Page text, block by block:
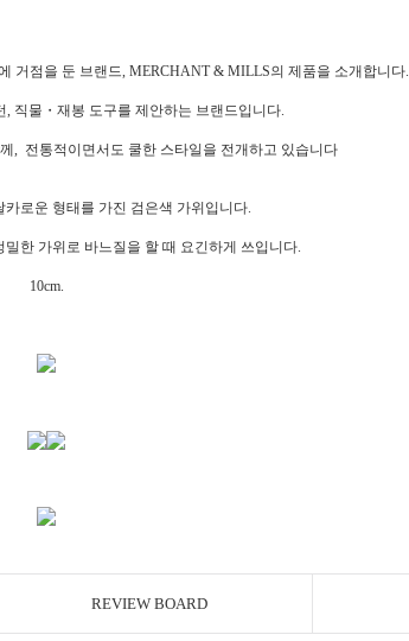
거점을 둔 브랜드, MERCHANT & MILLS의 제품을 소개합니다.
, 직물・재봉 도구를 제안하는 브랜드입니다.
, 전통적이면서도 쿨한 스타일을 전개하고 있습니다
로운 형태를 가진 검은색 가위입니다.
한 가위로 바느질을 할 때 요긴하게 쓰입니다.
10cm.
REVIEW BOARD